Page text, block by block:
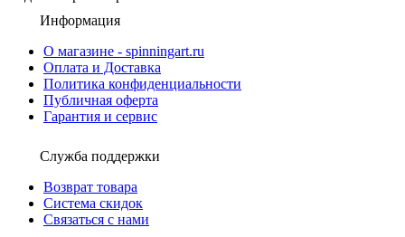
Информация
О магазине - spinningart.ru
Оплата и Доставка
Политика конфиденциальности
Публичная оферта
Гарантия и сервис
Служба поддержки
Возврат товара
Система скидок
Связаться с нами